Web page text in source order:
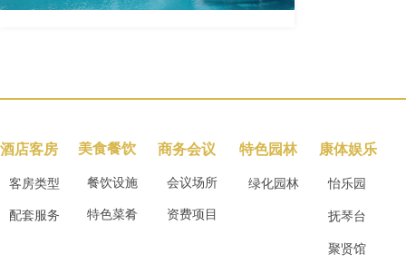
客房类型
配套服务
康体娱乐
怡乐园
抚琴台
聚贤馆
特色园林
绿化园林
商务会议
会议场所
资费项目
美食餐饮
餐饮设施
特色菜肴
酒店客房